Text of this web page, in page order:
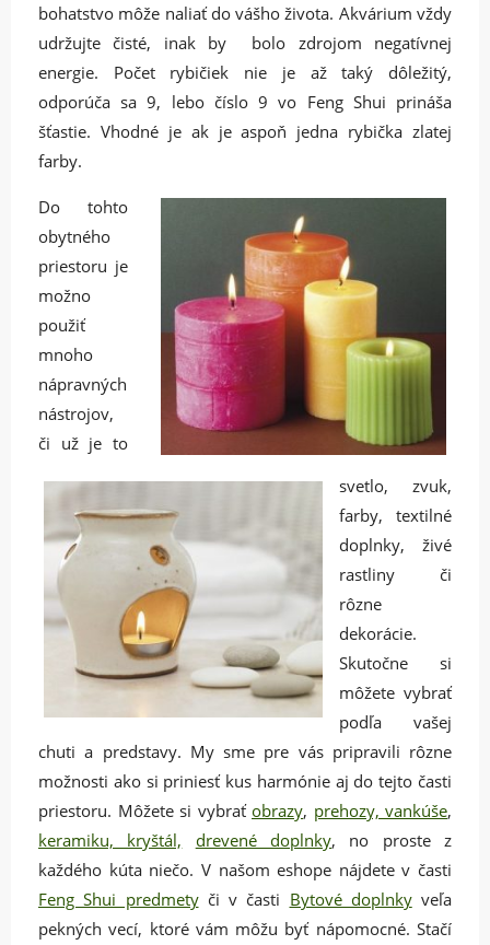
bohatstvo môže naliať do vášho života. Akvárium vždy
udržujte čisté, inak by bolo zdrojom negatívnej
energie. Počet rybičiek nie je až taký dôležitý,
odporúča sa 9, lebo číslo 9 vo Feng Shui prináša
šťastie. Vhodné je ak je aspoň jedna rybička zlatej
farby.
Do tohto
obytného
priestoru je
možno
použiť
mnoho
nápravných
nástrojov,
či už je to
svetlo, zvuk,
farby, textilné
doplnky, živé
rastliny či
rôzne
dekorácie.
Skutočne si
môžete vybrať
podľa vašej
chuti a predstavy. My sme pre vás pripravili rôzne
možnosti ako si priniesť kus harmónie aj do tejto časti
priestoru. Môžete si vybrať obrazy, prehozy, vankúše,
keramiku, kryštál,
drevené doplnky, no proste z
každého kúta niečo. V našom eshope nájdete v časti
Feng Shui predmetyči v časti Bytové doplnkyveľa
pekných vecí, ktoré vám môžu byť nápomocné. Stačí